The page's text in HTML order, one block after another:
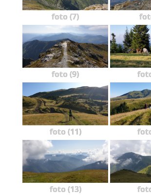
foto (7)
foto (9)
foto (11)
foto (13)